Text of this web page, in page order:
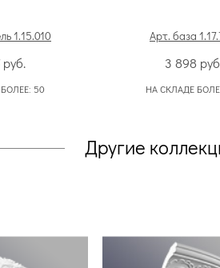
1.15.010
руб.
50
Арт. база
3 898
НА СКЛАДЕ
Другие